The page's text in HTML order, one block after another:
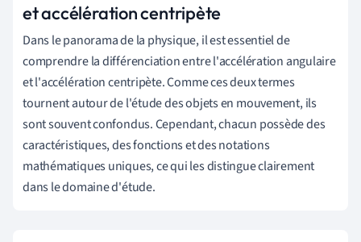
et accélération centripète
Dans le panorama de la physique, il est essentiel de
comprendre la différenciation entre l'accélération angulaire
et l'accélération centripète. Comme ces deux termes
tournent autour de l'étude des objets en mouvement, ils
sont souvent confondus. Cependant, chacun possède des
caractéristiques, des fonctions et des notations
mathématiques uniques, ce qui les distingue clairement
dans le domaine d'étude.